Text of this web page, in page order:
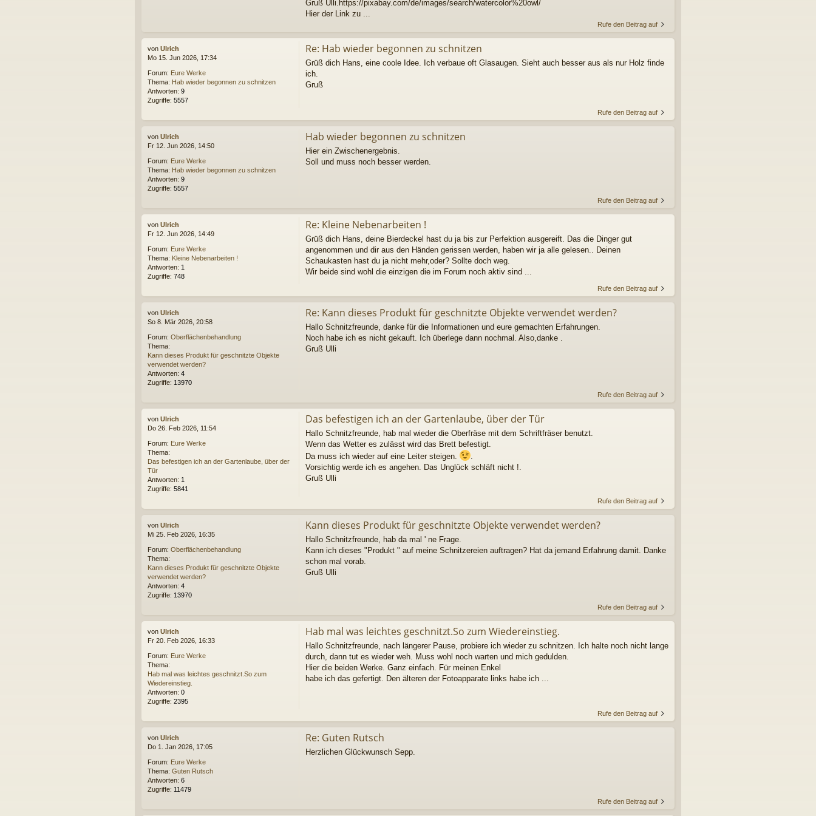
Gruß Ulli.https://pixabay.com/de/images/search/watercolor%20owl/
Hier der Link zu ...
Rufe den Beitrag auf
von Ulrich
Mo 15. Jun 2026, 17:34
Forum: Eure Werke
Thema: Hab wieder begonnen zu schnitzen
Antworten: 9
Zugriffe: 5557
Re: Hab wieder begonnen zu schnitzen
Grüß dich Hans, eine coole Idee. Ich verbaue oft Glasaugen. Sieht auch besser aus als nur Holz finde
ich.
Gruß
Rufe den Beitrag auf
von Ulrich
Fr 12. Jun 2026, 14:50
Forum: Eure Werke
Thema: Hab wieder begonnen zu schnitzen
Antworten: 9
Zugriffe: 5557
Hab wieder begonnen zu schnitzen
Hier ein Zwischenergebnis.
Soll und muss noch besser werden.
Rufe den Beitrag auf
von Ulrich
Fr 12. Jun 2026, 14:49
Forum: Eure Werke
Thema: Kleine Nebenarbeiten !
Antworten: 1
Zugriffe: 748
Re: Kleine Nebenarbeiten !
Grüß dich Hans, deine Bierdeckel hast du ja bis zur Perfektion ausgereift. Das die Dinger gut
angenommen und dir aus den Händen gerissen werden, haben wir ja alle gelesen.. Deinen
Schaukasten hast du ja nicht mehr,oder? Sollte doch weg.
Wir beide sind wohl die einzigen die im Forum noch aktiv sind ...
Rufe den Beitrag auf
von Ulrich
So 8. Mär 2026, 20:58
Forum: Oberflächenbehandlung
Thema:
Kann dieses Produkt für geschnitzte Objekte
verwendet werden?
Antworten: 4
Zugriffe: 13970
Re: Kann dieses Produkt für geschnitzte Objekte verwendet werden?
Hallo Schnitzfreunde, danke für die Informationen und eure gemachten Erfahrungen.
Noch habe ich es nicht gekauft. Ich überlege dann nochmal. Also,danke .
Gruß Ulli
Rufe den Beitrag auf
von Ulrich
Do 26. Feb 2026, 11:54
Forum: Eure Werke
Thema:
Das befestigen ich an der Gartenlaube, über der
Tür
Antworten: 1
Zugriffe: 5841
Das befestigen ich an der Gartenlaube, über der Tür
Hallo Schnitzfreunde, hab mal wieder die Oberfräse mit dem Schriftfräser benutzt.
Wenn das Wetter es zulässt wird das Brett befestigt.
Da muss ich wieder auf eine Leiter steigen.
.
Vorsichtig werde ich es angehen. Das Unglück schläft nicht !.
Gruß Ulli
Rufe den Beitrag auf
von Ulrich
Mi 25. Feb 2026, 16:35
Forum: Oberflächenbehandlung
Thema:
Kann dieses Produkt für geschnitzte Objekte
verwendet werden?
Antworten: 4
Zugriffe: 13970
Kann dieses Produkt für geschnitzte Objekte verwendet werden?
Hallo Schnitzfreunde, hab da mal ' ne Frage.
Kann ich dieses "Produkt " auf meine Schnitzereien auftragen? Hat da jemand Erfahrung damit. Danke
schon mal vorab.
Gruß Ulli
Rufe den Beitrag auf
von Ulrich
Fr 20. Feb 2026, 16:33
Forum: Eure Werke
Thema:
Hab mal was leichtes geschnitzt.So zum
Wiedereinstieg.
Antworten: 0
Zugriffe: 2395
Hab mal was leichtes geschnitzt.So zum Wiedereinstieg.
Hallo Schnitzfreunde, nach längerer Pause, probiere ich wieder zu schnitzen. Ich halte noch nicht lange
durch, dann tut es wieder weh. Muss wohl noch warten und mich gedulden.
Hier die beiden Werke. Ganz einfach. Für meinen Enkel
habe ich das gefertigt. Den älteren der Fotoapparate links habe ich ...
Rufe den Beitrag auf
von Ulrich
Do 1. Jan 2026, 17:05
Forum: Eure Werke
Thema: Guten Rutsch
Antworten: 6
Zugriffe: 11479
Re: Guten Rutsch
Herzlichen Glückwunsch Sepp.
Rufe den Beitrag auf